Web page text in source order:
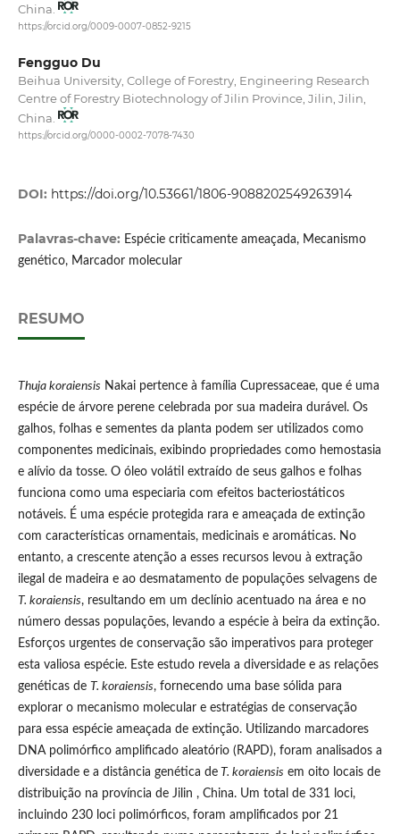
China.
https://orcid.org/0009-0007-0852-9215
Fengguo Du
Beihua University, College of Forestry, Engineering Research
Centre of Forestry Biotechnology of Jilin Province, Jilin, Jilin,
China.
https://orcid.org/0000-0002-7078-7430
DOI: https://doi.org/10.53661/1806-9088202549263914
Palavras-chave: Espécie criticamente ameaçada, Mecanismo
genético, Marcador molecular
RESUMO
Thuja koraiensis Nakai pertence à família Cupressaceae, que é uma
espécie de árvore perene celebrada por sua madeira durável. Os
galhos, folhas e sementes da planta podem ser utilizados como
componentes medicinais, exibindo propriedades como hemostasia
e alívio da tosse. O óleo volátil extraído de seus galhos e folhas
funciona como uma especiaria com efeitos bacteriostáticos
notáveis. É uma espécie protegida rara e ameaçada de extinção
com características ornamentais, medicinais e aromáticas. No
entanto, a crescente atenção a esses recursos levou à extração
ilegal de madeira e ao desmatamento de populações selvagens de
T. koraiensis, resultando em um declínio acentuado na área e no
número dessas populações, levando a espécie à beira da extinção.
Esforços urgentes de conservação são imperativos para proteger
esta valiosa espécie. Este estudo revela a diversidade e as relações
genéticas de T. koraiensis, fornecendo uma base sólida para
explorar o mecanismo molecular e estratégias de conservação
para essa espécie ameaçada de extinção. Utilizando marcadores
DNA polimórfico amplificado aleatório (RAPD), foram analisados a
diversidade e a distância genética deT. koraiensis em oito locais de
distribuição na província de Jilin , China. Um total de 331 loci,
incluindo 230 loci polimórficos, foram amplificados por 21